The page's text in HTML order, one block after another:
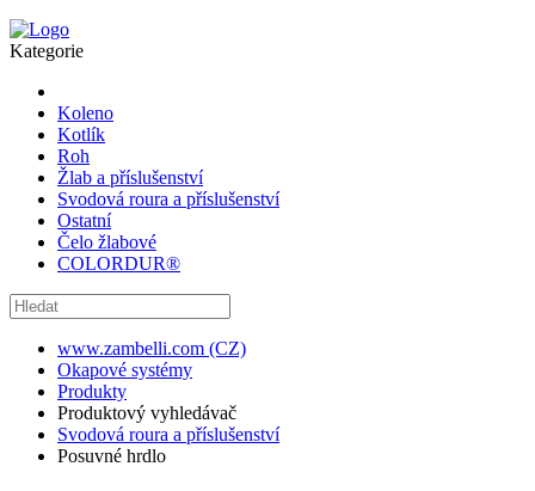
Kategorie
Koleno
Kotlík
Roh
Žlab a příslušenství
Svodová roura a příslušenství
Ostatní
Čelo žlabové
COLORDUR®
www.zambelli.com (CZ)
Okapové systémy
Produkty
Produktový vyhledávač
Svodová roura a příslušenství
Posuvné hrdlo